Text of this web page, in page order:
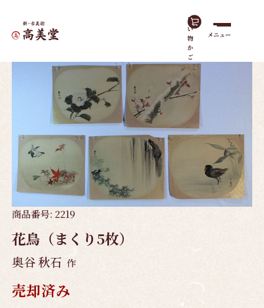
買
い
物
か
ご
メニュー
ホーム作品一覧
商品番号: 2219
花鳥（まくり5枚）
奥谷 秋石 作
売却済み